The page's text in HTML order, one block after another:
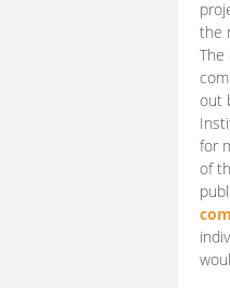
the
The
out
for
of